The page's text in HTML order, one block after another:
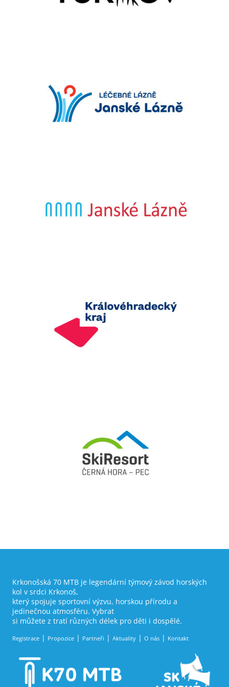
Krkonošská 70 MTB je legendární týmový závod horských
kol v srdci Krkonoš,
který spojuje sportovní výzvu, horskou přírodu a
jedinečnou atmosféru. Vybrat
si můžete z tratí různých délek pro děti i dospělé.
Registrace Propozice Partneři Aktuality O nás Kontakt